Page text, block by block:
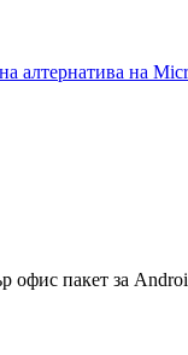
алтернатива на
офис пакет за